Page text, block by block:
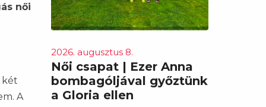
női
két
A
2026. augusztus 8.
Női csapat | Ezer Anna
bombagóljával győztünk
a Gloria ellen